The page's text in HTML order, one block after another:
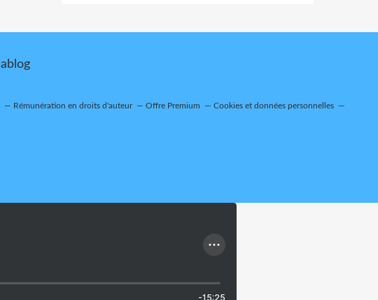
Rémunération en droits d'auteur Offre Premium Cookies et données personnelles
-15:25